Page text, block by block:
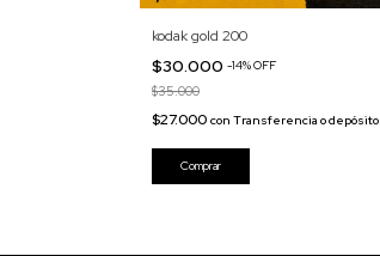
kodak gold 200
$30.000 -14%OFF
$35.000
$27.000 con Transferencia o depósito